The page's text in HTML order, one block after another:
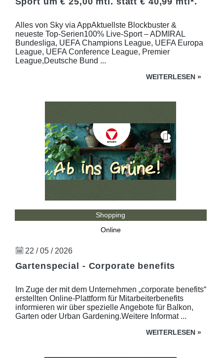
Alles von Sky via AppAktuellste Blockbuster &
neueste Top-Serien100% Live-Sport – ADMIRAL
Bundesliga, UEFA Champions League, UEFA Europa
League, UEFA Conference League, Premier
League,Deutsche Bund ...
WEITERLESEN »
Shopping
Online
22 / 05 / 2026
Gartenspecial - Corporate benefits
Im Zuge der mit dem Unternehmen „corporate benefits“
erstellten Online-Plattform für Mitarbeiterbenefits
informieren wir über spezielle Angebote für Balkon,
Garten oder Urban Gardening.Weitere Informat ...
WEITERLESEN »